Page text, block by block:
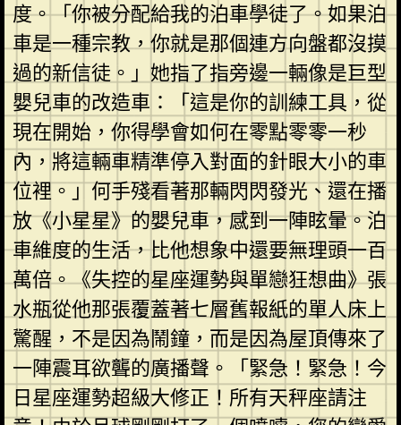
度。「你被分配給我的泊車學徒了。如果泊
車是一種宗教，你就是那個連方向盤都沒摸
過的新信徒。」她指了指旁邊一輛像是巨型
嬰兒車的改造車：「這是你的訓練工具，從
現在開始，你得學會如何在零點零零一秒
內，將這輛車精準停入對面的針眼大小的車
位裡。」何手殘看著那輛閃閃發光、還在播
放《小星星》的嬰兒車，感到一陣眩暈。泊
車維度的生活，比他想象中還要無理頭一百
萬倍。《失控的星座運勢與單戀狂想曲》張
水瓶從他那張覆蓋著七層舊報紙的單人床上
驚醒，不是因為鬧鐘，而是因為屋頂傳來了
一陣震耳欲聾的廣播聲。「緊急！緊急！今
日星座運勢超級大修正！所有天秤座請注